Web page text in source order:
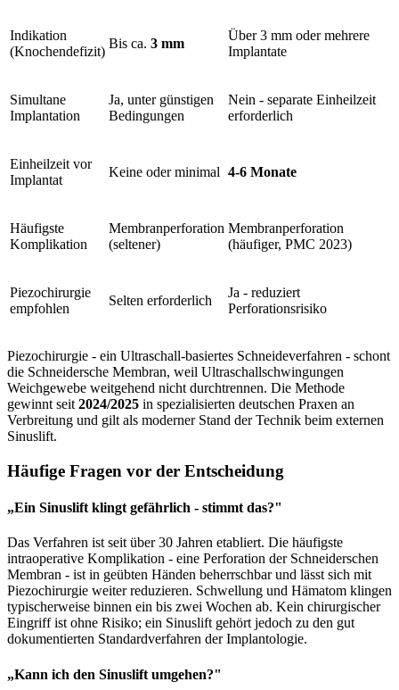
Indikation
(Knochendefizit)
Bis ca. 3 mm
Über 3 mm oder mehrere
Implantate
Simultane
Implantation
Ja, unter günstigen
Bedingungen
Nein - separate Einheilzeit
erforderlich
Einheilzeit vor
Implantat
Keine oder minimal 4-6 Monate
Häufigste
Komplikation
Membranperforation
(seltener)
Membranperforation
(häufiger, PMC 2023)
Piezochirurgie
empfohlen
Selten erforderlich
Ja - reduziert
Perforationsrisiko
Piezochirurgie - ein Ultraschall-basiertes Schneideverfahren - schont
die Schneidersche Membran, weil Ultraschallschwingungen
Weichgewebe weitgehend nicht durchtrennen. Die Methode
gewinnt seit 2024/2025 in spezialisierten deutschen Praxen an
Verbreitung und gilt als moderner Stand der Technik beim externen
Sinuslift.
Häufige Fragen vor der Entscheidung
„Ein Sinuslift klingt gefährlich - stimmt das?"
Das Verfahren ist seit über 30 Jahren etabliert. Die häufigste
intraoperative Komplikation - eine Perforation der Schneiderschen
Membran - ist in geübten Händen beherrschbar und lässt sich mit
Piezochirurgie weiter reduzieren. Schwellung und Hämatom klingen
typischerweise binnen ein bis zwei Wochen ab. Kein chirurgischer
Eingriff ist ohne Risiko; ein Sinuslift gehört jedoch zu den gut
dokumentierten Standardverfahren der Implantologie.
„Kann ich den Sinuslift umgehen?"